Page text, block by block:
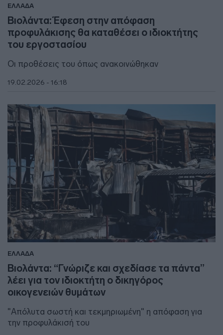
ΕΛΛΑΔΑ
Βιολάντα: Έφεση στην απόφαση
προφυλάκισης θα καταθέσει ο ιδιοκτήτης
του εργοστασίου
Οι προθέσεις του όπως ανακοινώθηκαν
19.02.2026 - 16:18
ΕΛΛΑΔΑ
Βιολάντα: “Γνώριζε και σχεδίασε τα πάντα”
λέει για τον ιδιοκτήτη ο δικηγόρος
οικογενειών θυμάτων
"Απόλυτα σωστή και τεκμηριωμένη" η απόφαση για
την προφυλάκισή του